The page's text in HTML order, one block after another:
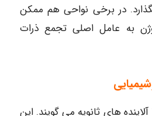
در برخی نواحی هم ممکن
به عامل اصلی تجمع ذرات
آلاینده های ثانویه می گویند. این